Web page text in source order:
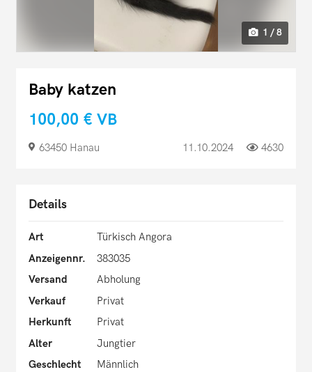
1 / 8
Baby katzen
100,00 € VB
63450 Hanau 11.10.2024 4630
Details
Art
Türkisch Angora
Anzeigennr.
383035
Versand
Abholung
Verkauf
Privat
Herkunft
Privat
Alter
Jungtier
Geschlecht
Männlich